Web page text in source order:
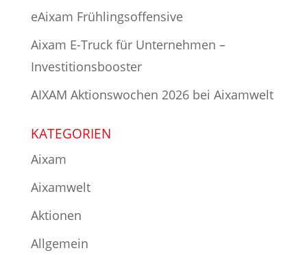
eAixam Frühlingsoffensive
Aixam E-Truck für Unternehmen –
Investitionsbooster
AIXAM Aktionswochen 2026 bei Aixamwelt
KATEGORIEN
Aixam
Aixamwelt
Aktionen
Allgemein